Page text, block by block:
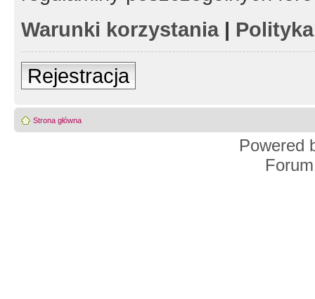
Warunki korzystania|
Rejestracja
Strona główna
Powered